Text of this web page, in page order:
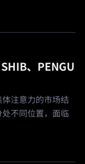
、PENGU
注意力的市场结
处不同位置，面临